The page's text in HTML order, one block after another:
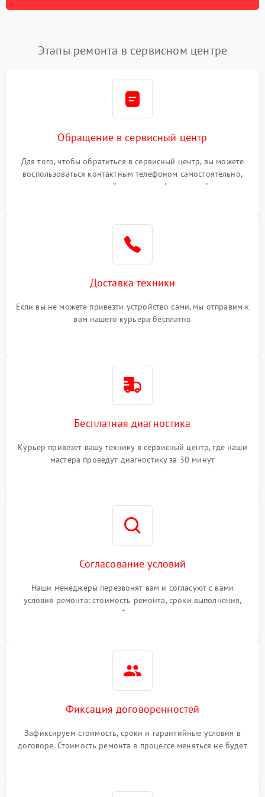
Этапы ремонта в сервисном центре
Обращение в сервисный центр
Для того, чтобы обратиться в сервисный центр, вы можете
воспользоваться контактным телефоном самостоятельно,
или оставить свой номер телефона на сайте
Доставка техники
Если вы не можете привезти устройство сами, мы отправим к
вам нашего курьера бесплатно
Бесплатная диагностика
Курьер привезет вашу технику в сервисный центр, где наши
мастера проведут диагностику за 30 минут
Согласование условий
Наши менеджеры перезвонят вам и согласуют с вами
условия ремонта: стоимость ремонта, сроки выполнения,
гарантийные условия
Фиксация договоренностей
Зафиксируем стоимость, сроки и гарантийные условия в
договоре. Стоимость ремонта в процессе меняться не будет